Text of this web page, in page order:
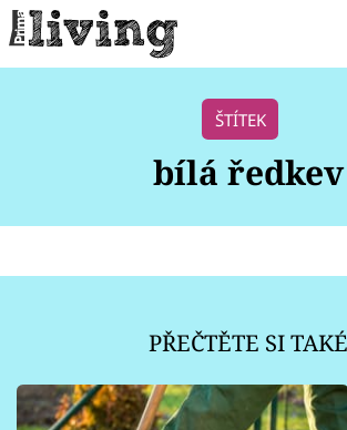
POKOJOVÉ KVĚTINY
ZAHRADA
Témata
Zahrada
ŠTÍTEK
bílá ředkev
PŘEČTĚTE SI TAKÉ